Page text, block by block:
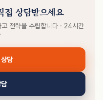
접 상담받으세요
전략을 수립합니다 · 24시간
담